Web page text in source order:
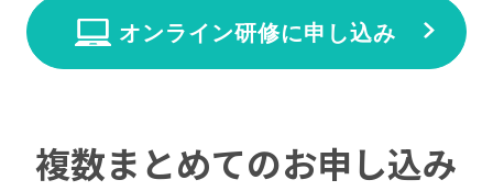
オンライン研修に申し込み
複数まとめてのお申し込み